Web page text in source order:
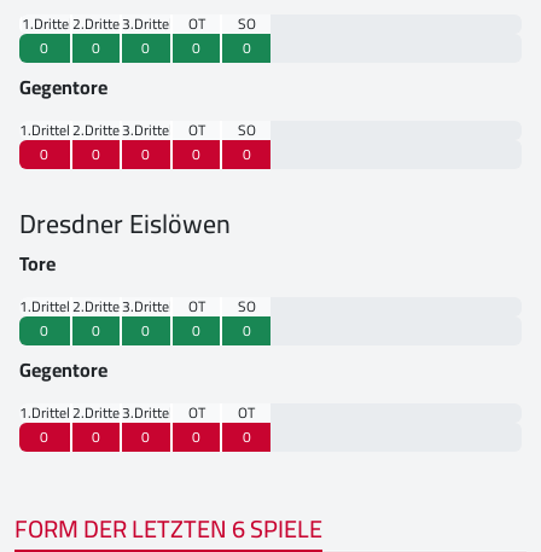
1.Drittel2.Drittel3.Drittel OT
SO
0
0 0 0 0
Gegentore
1.Drittel2.Drittel3.Drittel OT
SO
0
0 0 0 0
Dresdner Eislöwen
Tore
1.Drittel2.Drittel3.Drittel OT
SO
0
0 0 0 0
Gegentore
1.Drittel2.Drittel3.Drittel OT
OT
0
0 0 0 0
FORM DER LETZTEN 6 SPIELE